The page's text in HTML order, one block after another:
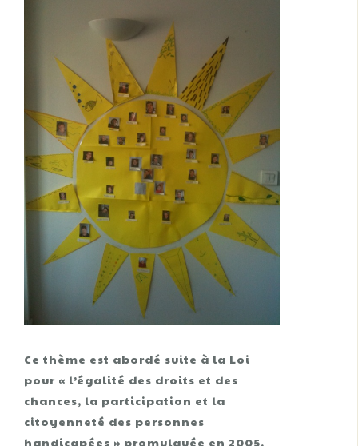
Ce thème est abordé suite à la Loi
pour « l’égalité des droits et des
chances, la participation et la
citoyenneté des personnes
handicapées » promulguée en 2005,